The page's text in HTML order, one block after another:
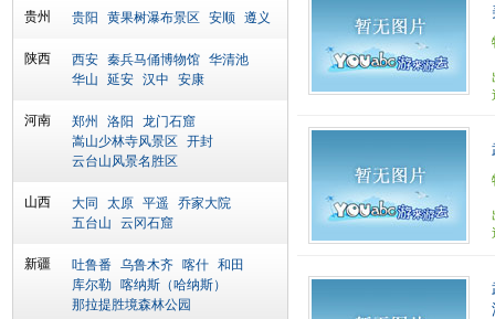
贵州 贵阳 黄果树瀑布景区 安顺 遵义
陕西 西安 秦兵马俑博物馆 华清池
华山
延安 汉中 安康
河南 郑州 洛阳
龙门石窟
嵩山少林寺风景区
开封
云台山风景名胜区
山西 大同 太原 平遥
乔家大院
五台山
云冈石窟
新疆 吐鲁番 乌鲁木齐 喀什 和田
库尔勒 喀纳斯（哈纳斯）
那拉提胜境森林公园